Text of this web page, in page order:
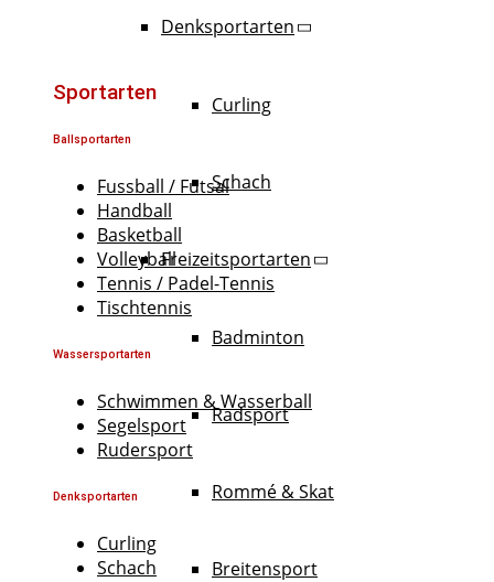
Denksportarten
Curling
Schach
Freizeitsportarten
Badminton
Radsport
Rommé & Skat
Breitensport
Sportarten
Ballsportarten
Fussball / Futsal
Handball
Basketball
Volleyball
Tennis / Padel-Tennis
Tischtennis
Wassersportarten
Schwimmen & Wasserball
Segelsport
Rudersport
Denksportarten
Curling
Schach